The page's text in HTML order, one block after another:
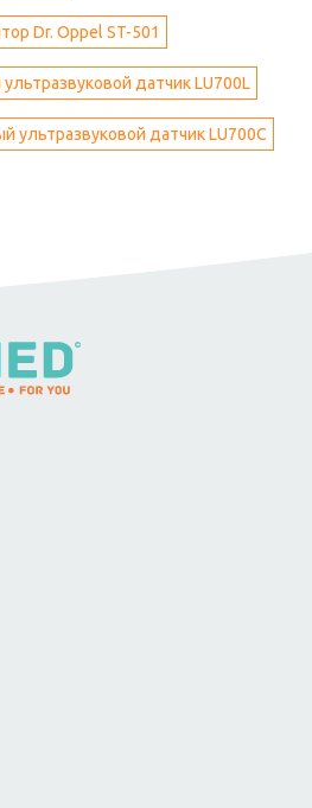
Dr. Oppel ST-501
датчик LU700L
ультразвуковой датчик LU700C